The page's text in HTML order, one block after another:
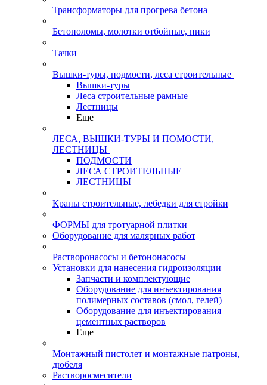
Трансформаторы для прогрева бетона
Бетоноломы, молотки отбойные, пики
Тачки
Вышки-туры, подмости, леса строительные
Вышки-туры
Леса строительные рамные
Лестницы
Еще
ЛЕСА, ВЫШКИ-ТУРЫ И ПОМОСТИ,
ЛЕСТНИЦЫ
ПОДМОСТИ
ЛЕСА СТРОИТЕЛЬНЫЕ
ЛЕСТНИЦЫ
Краны строительные, лебедки для стройки
ФОРМЫ для тротуарной плитки
Оборудование для малярных работ
Растворонасосы и бетононасосы
Установки для нанесения гидроизоляции
Запчасти и комплектующие
Оборудование для инъектирования
полимерных составов (смол, гелей)
Оборудование для инъектирования
цементных растворов
Еще
Монтажный пистолет и монтажные патроны,
дюбеля
Растворосмесители